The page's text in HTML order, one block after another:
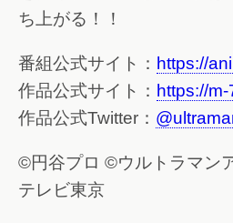
ち上がる！！
番組公式サイト： https://
作品公式サイト： https://
作品公式Twitter：
©円谷プロ ©ウルトラマン
テレビ東京